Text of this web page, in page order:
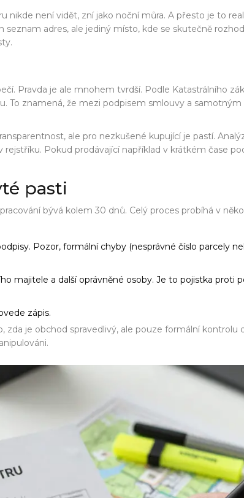
nikde není vidět, zní jako noční můra. A přesto je to
seznam adres, ale jediný místo, kde se skutečně
Pravda je ale mnohem tvrdší. Podle Katastrálního
To znamená, že mezi podpisem smlouvy a samotným
ale pro nezkušené kupující je pastí.
Pokud prodávající například v krátkém čase
pasti
bývá kolem 30 dnů. Celý proces probíhá v
Pozor, formální chyby (nesprávné číslo parcely
majitele a další oprávněné osoby. Je to pojistka proti
zápis.
je obchod spravedlivý, ale pouze formální kontrolu